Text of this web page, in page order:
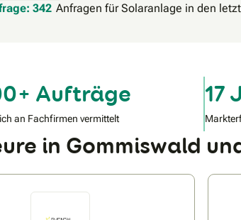
342 Anfragen für Solaranlage in den
Aufträge
an Fachfirmen vermittelt
17
in Gommiswald